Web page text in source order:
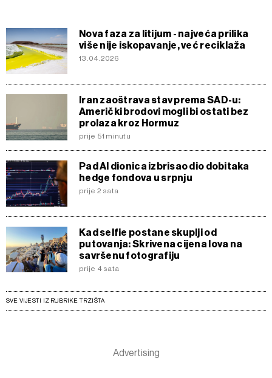
Nova faza za litijum - najveća prilika
više nije iskopavanje, već reciklaža
13.04.2026
Iran zaoštrava stav prema SAD-u:
Američki brodovi mogli bi ostati bez
prolaza kroz Hormuz
prije 51 minutu
Pad AI dionica izbrisao dio dobitaka
hedge fondova u srpnju
prije 2 sata
Kad selfie postane skuplji od
putovanja: Skrivena cijena lova na
savršenu fotografiju
prije 4 sata
SVE VIJESTI IZ RUBRIKE TRŽIŠTA